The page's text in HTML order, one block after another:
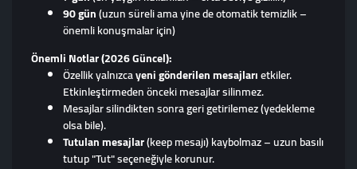
90 gün(uzun süreli ama yine de otomatik temizlik –
önemli konuşmalar için)
Önemli Notlar (2026 Güncel):
Özellik yalnızcayeni gönderilen mesajlarıetkiler.
Etkinleştirmeden önceki mesajlar silinmez.
Mesajlar silindikten sonra geri getirilemez (yedekleme
olsa bile).
Tutulan mesajlar(keep mesajı) kaybolmaz – uzun basılı
tutup "Tut" seçeneğiyle korunur.